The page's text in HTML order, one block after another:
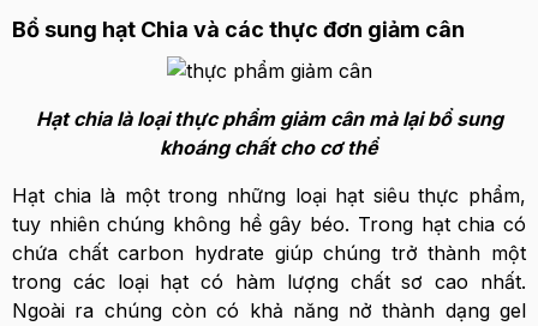
Bổ sung hạt Chia và các thực đơn giảm cân
Hạt chia là loại thực phẩm giảm cân mà lại bổ sung
khoáng chất cho cơ thể
Hạt chia là một trong những loại hạt siêu thực phẩm,
tuy nhiên chúng không hề gây béo. Trong hạt chia có
chứa chất carbon hydrate giúp chúng trở thành một
trong các loại hạt có hàm lượng chất sơ cao nhất.
Ngoài ra chúng còn có khả năng nở thành dạng gel